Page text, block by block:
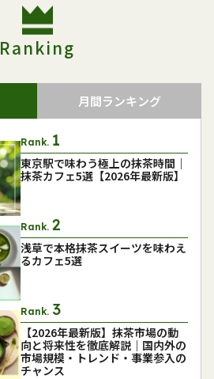
Ranking
月間ランキング
Rank.
東京駅で味わう極上の抹茶時間｜
抹茶カフェ5選【2026年最新版】
Rank.
浅草で本格抹茶スイーツを味わえ
るカフェ5選
Rank.
【2026年最新版】抹茶市場の動
向と将来性を徹底解説｜国内外の
市場規模・トレンド・事業参入の
チャンス